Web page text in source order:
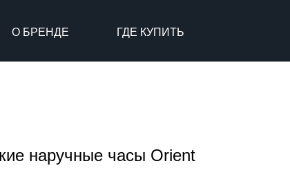
ГДЕ КУПИТЬ
О БРЕНДЕ
наручные часы Orient